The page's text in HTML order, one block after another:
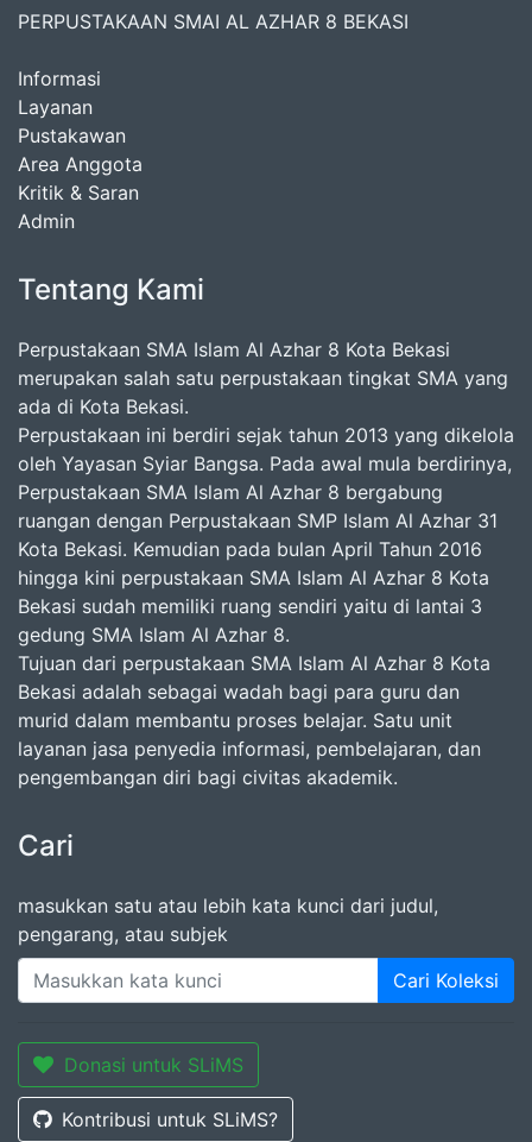
PERPUSTAKAAN SMAI AL AZHAR 8 BEKASI
Informasi
Layanan
Pustakawan
Area Anggota
Kritik & Saran
Admin
Tentang Kami
Perpustakaan SMA Islam Al Azhar 8 Kota Bekasi
merupakan salah satu perpustakaan tingkat SMA yang
ada di Kota Bekasi.
Perpustakaan ini berdiri sejak tahun 2013 yang dikelola
oleh Yayasan Syiar Bangsa. Pada awal mula berdirinya,
Perpustakaan SMA Islam Al Azhar 8 bergabung
ruangan dengan Perpustakaan SMP Islam Al Azhar 31
Kota Bekasi. Kemudian pada bulan April Tahun 2016
hingga kini perpustakaan SMA Islam Al Azhar 8 Kota
Bekasi sudah memiliki ruang sendiri yaitu di lantai 3
gedung SMA Islam Al Azhar 8.
Tujuan dari perpustakaan SMA Islam Al Azhar 8 Kota
Bekasi adalah sebagai wadah bagi para guru dan
murid dalam membantu proses belajar. Satu unit
layanan jasa penyedia informasi, pembelajaran, dan
pengembangan diri bagi civitas akademik.
Cari
masukkan satu atau lebih kata kunci dari judul,
pengarang, atau subjek
Cari Koleksi
Donasi untuk SLiMS
Kontribusi untuk SLiMS?